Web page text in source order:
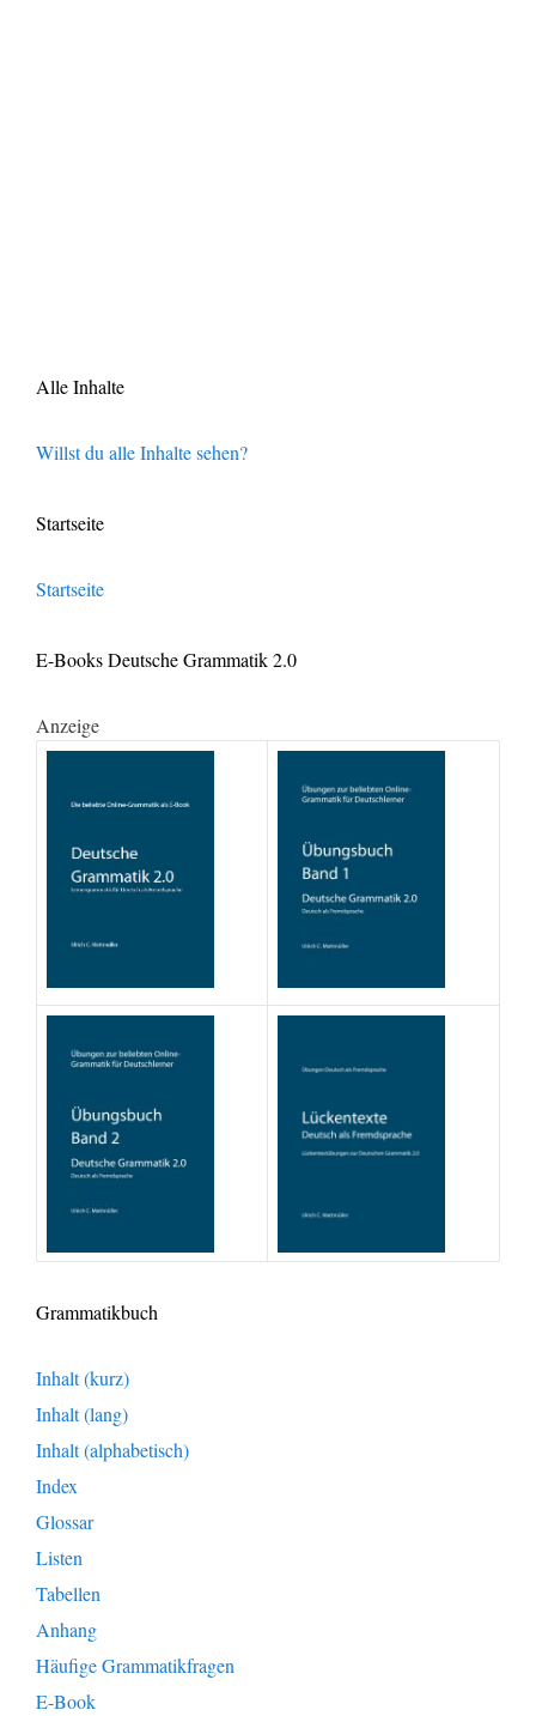
Alle Inhalte
Willst du alle Inhalte sehen?
Startseite
Startseite
E-Books Deutsche Grammatik 2.0
Anzeige
Grammatikbuch
Inhalt (kurz)
Inhalt (lang)
Inhalt (alphabetisch)
Index
Glossar
Listen
Tabellen
Anhang
Häufige Grammatikfragen
E-Book